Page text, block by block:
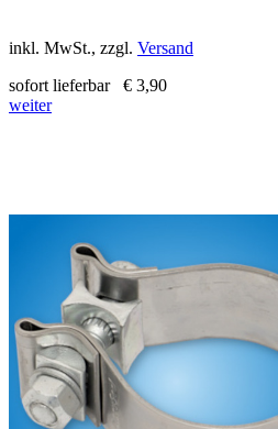
inkl. MwSt., zzgl. Versand
sofort lieferbar
€ 3,90
weiter